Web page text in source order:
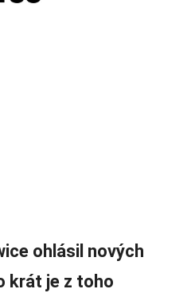
ohlásil nových
krát je z toho